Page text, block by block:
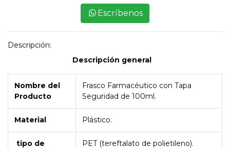
Escríbenos
Descripción:
Descripción general
Nombre del
Producto
Frasco Farmacéutico con Tapa
Seguridad de 100ml.
Material Plástico.
tipo de
PET (tereftalato de polietileno).